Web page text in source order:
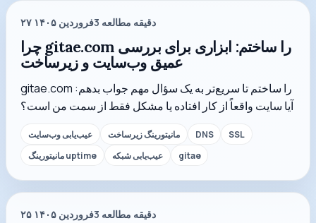
۲۷ فروردین ۱۴۰۵3 دقیقه مطالعه
چرا gitae.com را ساختم: ابزاری برای بررسی
عمیق وب‌سایت و زیرساخت
gitae.com را ساختم تا سریع‌تر به یک سؤال مهم جواب بدهم:
آیا سایت واقعاً از کار افتاده یا مشکل فقط از سمت من است؟
عیب‌یابی وب‌سایت مانیتورینگ زیرساخت DNS
SSL
مانیتورینگ uptime
عیب‌یابی شبکه gitae
۲۵ فروردین ۱۴۰۵3 دقیقه مطالعه